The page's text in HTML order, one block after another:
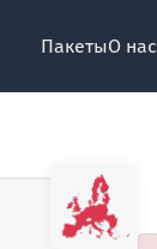
ПакетыО нас